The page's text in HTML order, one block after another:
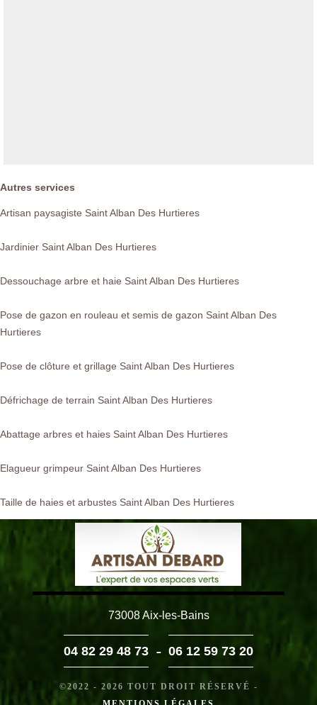
Autres services
Artisan paysagiste Saint Alban Des Hurtieres
Jardinier Saint Alban Des Hurtieres
Dessouchage arbre et haie Saint Alban Des Hurtieres
Pose de gazon en rouleau et semis de gazon Saint Alban Des
Hurtieres
Pose de clôture et grillage Saint Alban Des Hurtieres
Défrichage de terrain Saint Alban Des Hurtieres
Abattage arbres et haies Saint Alban Des Hurtieres
Elagueur grimpeur Saint Alban Des Hurtieres
Taille de haies et arbustes Saint Alban Des Hurtieres
73008 Aix-les-Bains
04 82 29 48 73 - 06 12 59 73 20
©2022 - 2026 TOUT DROIT RÉSERVÉ -